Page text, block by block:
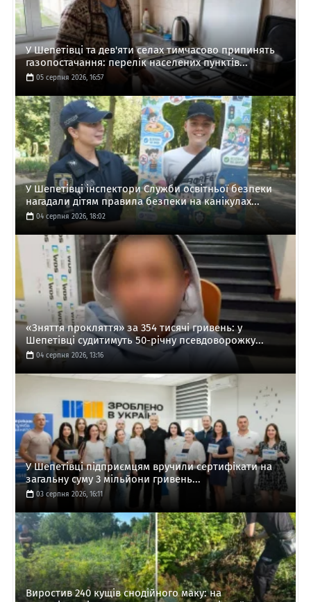
У Шепетівці та дев'яти селах тимчасово припинять
газопостачання: перелік населених пунктів...
05 серпня 2026, 16:57
У Шепетівці інспектори Служби освітньої безпеки
нагадали дітям правила безпеки на канікулах...
04 серпня 2026, 18:02
«Зняття прокляття» за 354 тисячі гривень: у
Шепетівці судитимуть 50-річну псевдоворожку...
04 серпня 2026, 13:16
У Шепетівці підприємцям вручили сертифікати на
загальну суму 3 мільйони гривень...
03 серпня 2026, 16:11
Виростив 240 кущів снодійного маку: на